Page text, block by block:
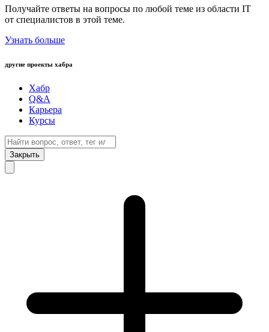
Получайте ответы на вопросы по любой теме из области IT
от специалистов в этой теме.
Узнать больше
другие проекты хабра
Хабр
Q&A
Карьера
Курсы
Закрыть